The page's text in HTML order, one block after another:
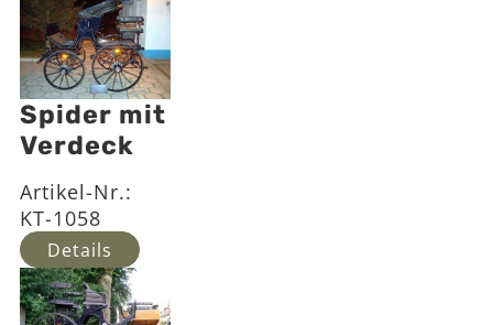
Spider mit
Verdeck
Artikel-Nr.:
KT-1058
Details